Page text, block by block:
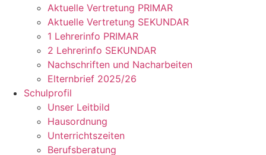
Aktuelle Vertretung PRIMAR
Aktuelle Vertretung SEKUNDAR
1 Lehrerinfo PRIMAR
2 Lehrerinfo SEKUNDAR
Nachschriften und Nacharbeiten
Elternbrief 2025/26
Schulprofil
Unser Leitbild
Hausordnung
Unterrichtszeiten
Berufsberatung